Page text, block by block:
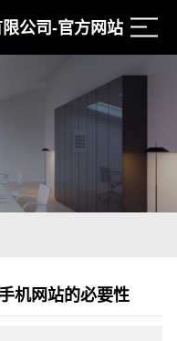
公司-官方网站
机网站的必要性